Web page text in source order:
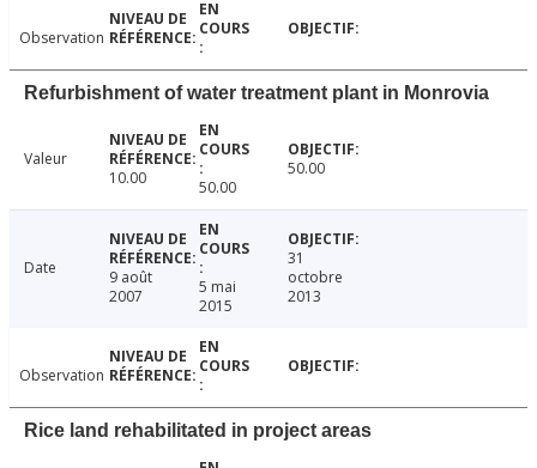
Observation
Refurbishment of water treatment plant in Monrovia
Valeur
10.00
50.00
50.00
Date
9 août
2007
5 mai
2015
31
octobre
2013
Observation
Rice land rehabilitated in project areas